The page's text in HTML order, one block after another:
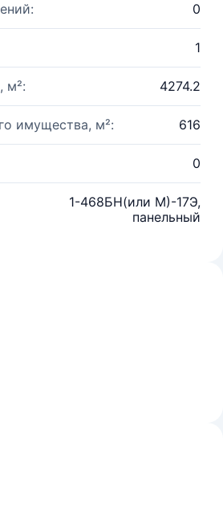
0
1
м²: 4274.2
имущества, м²: 616
0
1-468БН(или М)-17Э,
панельный